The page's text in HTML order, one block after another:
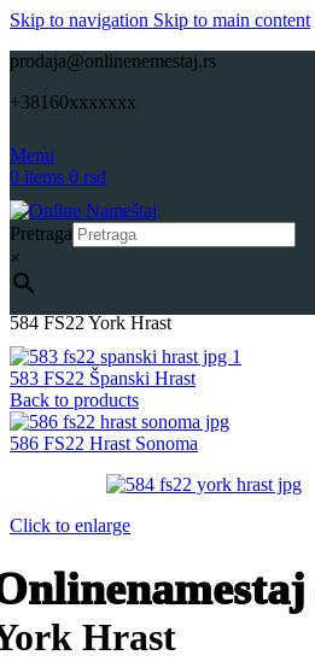
Skip to navigation Skip to main content
prodaja@onlinenemestaj.rs
+38160xxxxxxx
Menu
0 items 0 rsd
Pretraga
×
584 FS22 York Hrast
583 FS22 Španski Hrast
Back to products
586 FS22 Hrast Sonoma
Click to enlarge
Hrast